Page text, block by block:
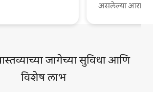
असलेल्या
जागेच्या सुविधा आणि
विशेष लाभ